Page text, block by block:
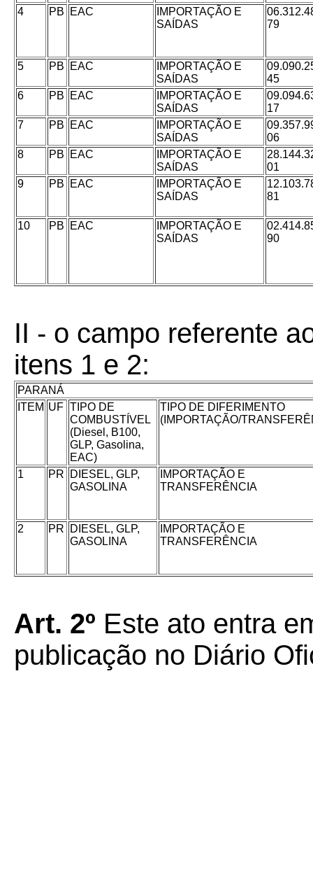
4
PB EAC
IMPORTAÇÃO E
SAÍDAS
79
5 PB EAC
IMPORTAÇÃO E
SAÍDAS
45
6
PB EAC
IMPORTAÇÃO E
SAÍDAS
17
7
PB EAC
IMPORTAÇÃO E
SAÍDAS
06
8
PB EAC
IMPORTAÇÃO E
SAÍDAS
01
9
PB EAC
IMPORTAÇÃO E
SAÍDAS
81
10 PB EAC
IMPORTAÇÃO E
SAÍDAS
90
II - o campo referente
itens 1 e 2:
PARANÁ
ITEM UF TIPO DE
COMBUSTÍVEL
(Diesel, B100,
GLP, Gasolina,
EAC)
TIPO DE DIFERIMENTO
(IMPORTAÇÃO/
1 PR
DIESEL, GLP,
GASOLINA
IMPORTAÇÃO E
TRANSFERÊNCIA
2 PR
DIESEL, GLP,
GASOLINA
IMPORTAÇÃO E
TRANSFERÊNCIA
Art. 2º Este ato entra
publicação no Diário